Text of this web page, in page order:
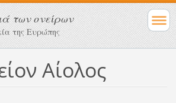
των ονείρων
της Ευρώπης
Αίολος